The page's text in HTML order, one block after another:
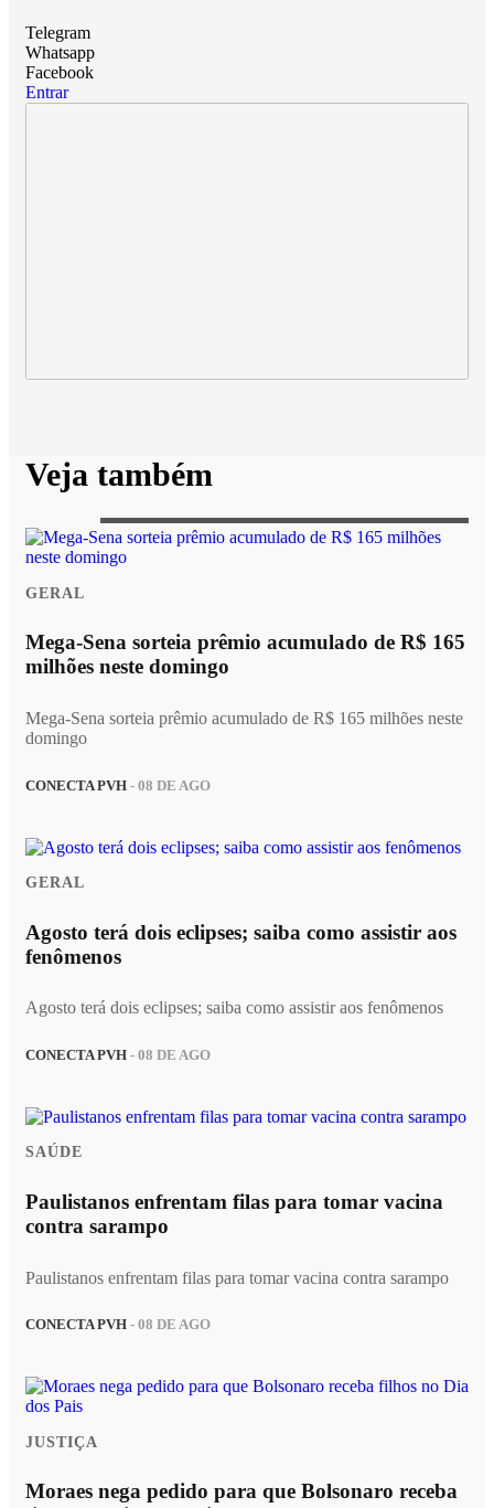
Telegram
Whatsapp
Facebook
Entrar
Veja também
GERAL
Mega-Sena sorteia prêmio acumulado de R$ 165
milhões neste domingo
Mega-Sena sorteia prêmio acumulado de R$ 165 milhões neste
domingo
CONECTA PVH - 08 DE AGO
GERAL
Agosto terá dois eclipses; saiba como assistir aos
fenômenos
Agosto terá dois eclipses; saiba como assistir aos fenômenos
CONECTA PVH - 08 DE AGO
SAÚDE
Paulistanos enfrentam filas para tomar vacina
contra sarampo
Paulistanos enfrentam filas para tomar vacina contra sarampo
CONECTA PVH - 08 DE AGO
JUSTIÇA
Moraes nega pedido para que Bolsonaro receba